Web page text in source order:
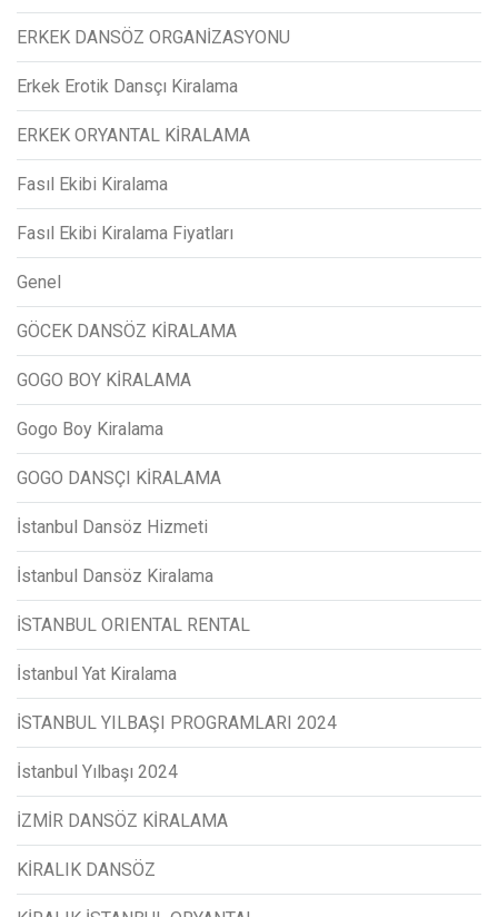
ERKEK DANSÖZ ORGANİZASYONU
Erkek Erotik Dansçı Kiralama
ERKEK ORYANTAL KİRALAMA
Fasıl Ekibi Kiralama
Fasıl Ekibi Kiralama Fiyatları
Genel
GÖCEK DANSÖZ KİRALAMA
GOGO BOY KİRALAMA
Gogo Boy Kiralama
GOGO DANSÇI KİRALAMA
İstanbul Dansöz Hizmeti
İstanbul Dansöz Kiralama
İSTANBUL ORIENTAL RENTAL
İstanbul Yat Kiralama
İSTANBUL YILBAŞI PROGRAMLARI 2024
İstanbul Yılbaşı 2024
İZMİR DANSÖZ KİRALAMA
KİRALIK DANSÖZ